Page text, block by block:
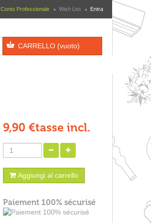
Conto Professionale Wish List Entra
CARRELLO (vuoto)
9,90 €tasse incl.
Aggiungi al carrello
Paiement 100% sécurisé